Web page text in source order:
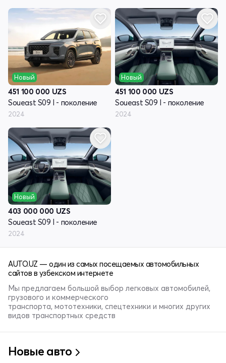
Новый
451 100 000 UZS
Soueast S09 I - поколение
2024
Новый
451 100 000 UZS
Soueast S09 I - поколение
2024
Новый
403 000 000 UZS
Soueast S09 I - поколение
2024
AUTO.UZ — один из самых посещаемых автомобильных
сайтов в узбекском интернете
Мы предлагаем большой выбор легковых автомобилей,
грузового и коммерческого
транспорта, мототехники, спецтехники и многих других
видов транспортных средств
Новые авто